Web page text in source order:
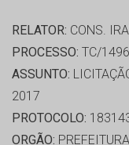
RELATOR: CONS.
PROCESSO: TC/
ASSUNTO:
2017
PROTOCOLO:
ORGÃO: